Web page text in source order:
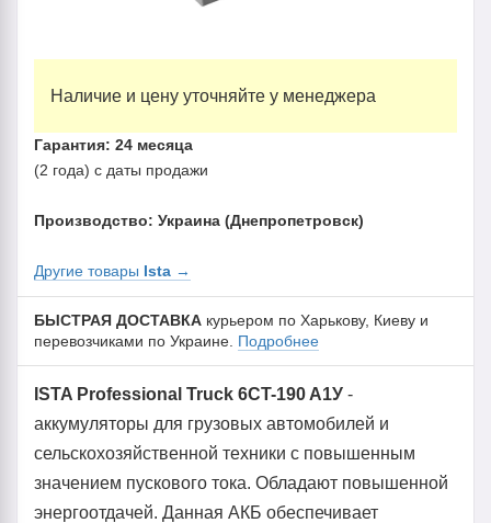
Наличие и цену уточняйте у менеджера
Гарантия: 24 месяца
(2 года) с даты продажи
Производство: Украина (Днепропетровск)
Другие товары Ista →
БЫСТРАЯ ДОСТАВКА курьером по Харькову, Киеву и
перевозчиками по Украине. Подробнее
ISTA Professional Truck 6CT-190 A1У -
аккумуляторы для грузовых автомобилей и
сельскохозяйственной техники с повышенным
значением пускового тока. Обладают повышенной
энергоотдачей. Данная АКБ обеспечивает